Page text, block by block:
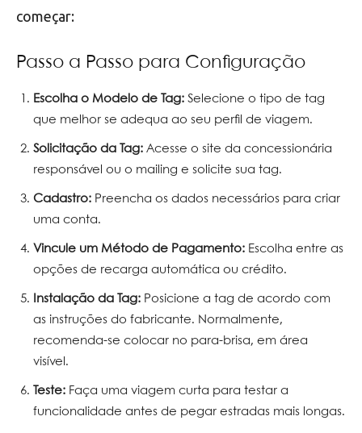
começar:
Passo a Passo para Configuração
Escolha o Modelo de Tag: Selecione o tipo de tag
que melhor se adequa ao seu perfil de viagem.
Solicitação da Tag: Acesse o site da concessionária
responsável ou o mailing e solicite sua tag.
Cadastro: Preencha os dados necessários para criar
uma conta.
Vincule um Método de Pagamento: Escolha entre as
opções de recarga automática ou crédito.
Instalação da Tag: Posicione a tag de acordo com
as instruções do fabricante. Normalmente,
recomenda-se colocar no para-brisa, em área
visível.
Teste: Faça uma viagem curta para testar a
funcionalidade antes de pegar estradas mais longas.